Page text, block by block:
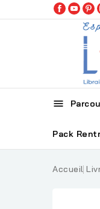

Pack
Accueil